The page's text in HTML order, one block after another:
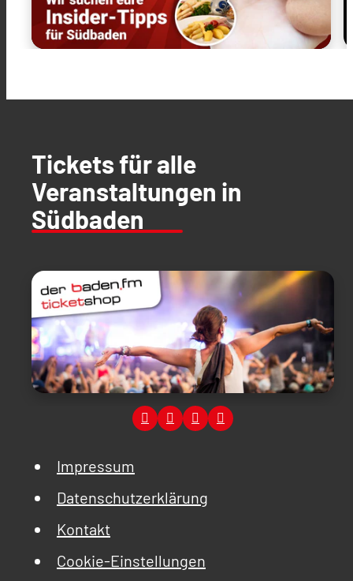
Tickets für alle
Veranstaltungen in
Südbaden
Impressum
Datenschutzerklärung
Kontakt
Cookie-Einstellungen